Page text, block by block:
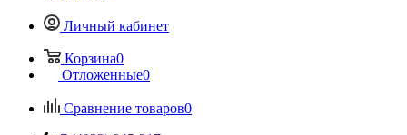
Личный кабинет
Корзина0
Отложенные0
Сравнение товаров0